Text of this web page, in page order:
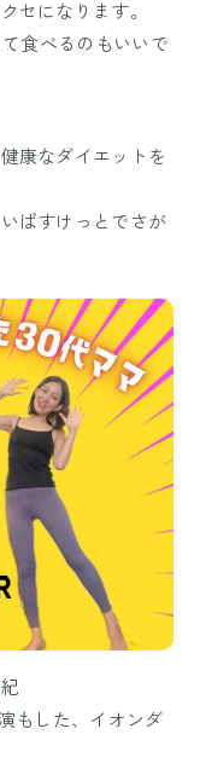
セになります。
食べるのもいいで
康なダイエットを
ばすけっとでさが
もした、イオンダ